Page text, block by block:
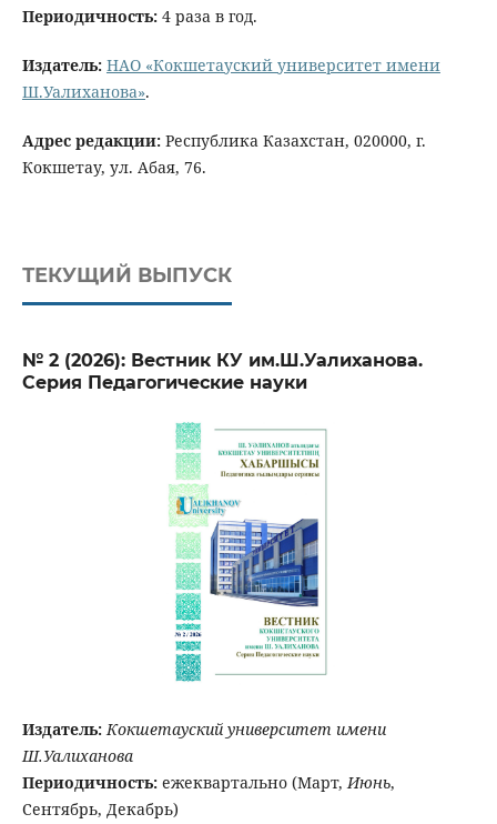
Периодичность: 4 раза в год.
Издатель: НАО «Кокшетауский университет имени
Ш.Уалиханова».
Адрес редакции: Республика Казахстан, 020000, г.
Кокшетау, ул. Абая, 76.
ТЕКУЩИЙ ВЫПУСК
№ 2 (2026): Вестник КУ им.Ш.Уалиханова.
Серия Педагогические науки
Издатель: Кокшетауский университет имени
Ш.Уалиханова
Периодичность:ежеквартально (Март,Июнь,
Сентябрь, Декабрь)